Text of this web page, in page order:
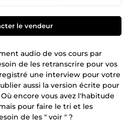
le vendeur
audio de vos cours par
de les retranscrire pour vos
une interview pour votre
aussi la version écrite pour
encore vous avez l'habitude
pour faire le tri et les
de les " voir " ?